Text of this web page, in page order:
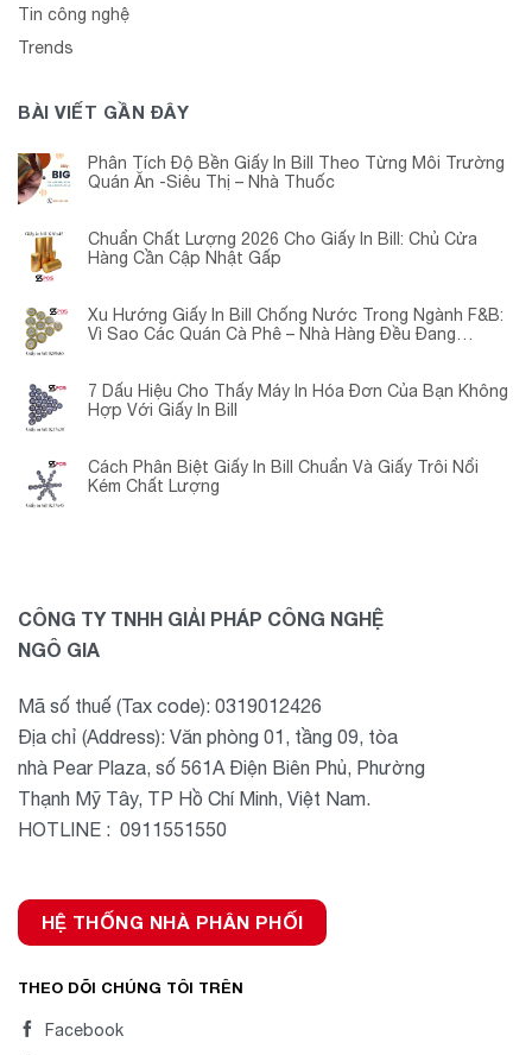
Tin công nghệ
Trends
BÀI VIẾT GẦN ĐÂY
Phân Tích Độ Bền Giấy In Bill Theo Từng Môi Trường
Quán Ăn -Siêu Thị – Nhà Thuốc
Chuẩn Chất Lượng 2026 Cho Giấy In Bill: Chủ Cửa
Hàng Cần Cập Nhật Gấp
Xu Hướng Giấy In Bill Chống Nước Trong Ngành F&B:
Vì Sao Các Quán Cà Phê – Nhà Hàng Đều Đang
7 Dấu Hiệu Cho Thấy Máy In Hóa Đơn Của Bạn Không
Hợp Với Giấy In Bill
Cách Phân Biệt Giấy In Bill Chuẩn Và Giấy Trôi Nổi
Kém Chất Lượng
CÔNG TY TNHH GIẢI PHÁP CÔNG NGHỆ
NGÔ GIA
Mã số thuế (Tax code): 0319012426
Địa chỉ (Address): Văn phòng 01, tầng 09, tòa
nhà Pear Plaza, số 561A Điện Biên Phủ, Phường
Thạnh Mỹ Tây, TP Hồ Chí Minh, Việt Nam.
HOTLINE : 0911551550
HỆ THỐNG NHÀ PHÂN PHỐI
THEO DÕI CHÚNG TÔI TRÊN
Facebook